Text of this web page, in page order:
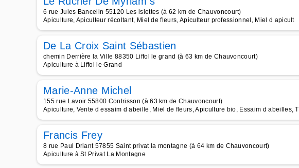
6 rue Jules Bancelin 55120 Les islettes (à 62 km de Chauvoncourt)
Apiculture, Apiculteur récoltant, Miel de fleurs, Apiculteur professionnel, Miel d apicult
De La Croix Saint Sébastien
chemin Derrière la Ville 88350 Liffol le grand (à 63 km de Chauvoncourt)
Apiculture à Liffol le Grand
Marie-Anne Michel
155 rue Lavoir 55800 Contrisson (à 63 km de Chauvoncourt)
Apiculture, Vente d essaim d abeille, Miel de fleurs, Apiculture bio, Essaim d abeilles, T
Francis Frey
8 rue Paul Driant 57855 Saint privat la montagne (à 64 km de Chauvoncourt)
Apiculture à St Privat La Montagne